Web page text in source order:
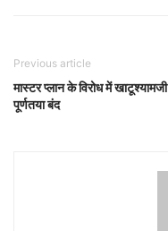
Previous article
मास्टर प्लान के विरोध में खाटूश्यामजी
पूर्णतया बंद